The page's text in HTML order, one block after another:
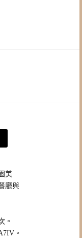
美
廳與
。
。